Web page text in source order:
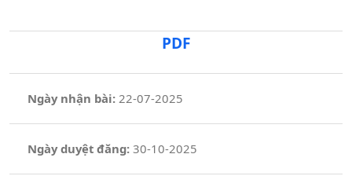
PDF
Ngày nhận bài: 22-07-2025
Ngày duyệt đăng:30-10-2025